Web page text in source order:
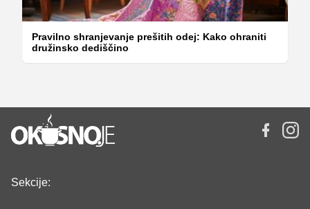
Pravilno shranjevanje prešitih odej: Kako ohraniti
družinsko dediščino
Sekcije: